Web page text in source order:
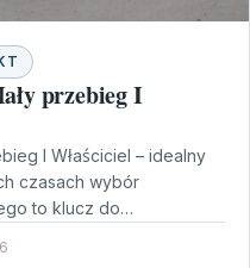
przebieg I
I Właściciel – idealny
czasach wybór
to klucz do…